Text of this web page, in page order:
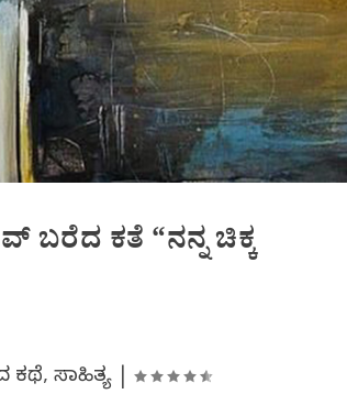
ಕತೆ “ನನ್ನ ಚಿಕ್ಕ
ಕಥೆ, ಸಾಹಿತ್ಯ|